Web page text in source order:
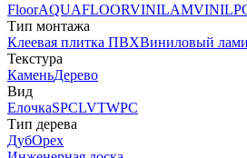
FloorAQUAFLOORVINILAM
Тип монтажа
Клеевая плитка ПВХВиниловый
Текстура
КаменьДерево
Вид
ЕлочкаSPCLVTWPC
Тип дерева
ДубОрех